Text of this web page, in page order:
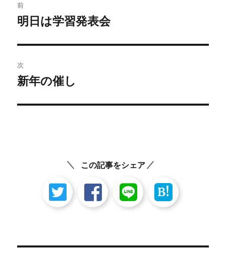
稿
ビ
ゲ
ー
前
前
投
稿:
明日は学習発表会
次
次
投
新年の催し
この記事をシェア
B!